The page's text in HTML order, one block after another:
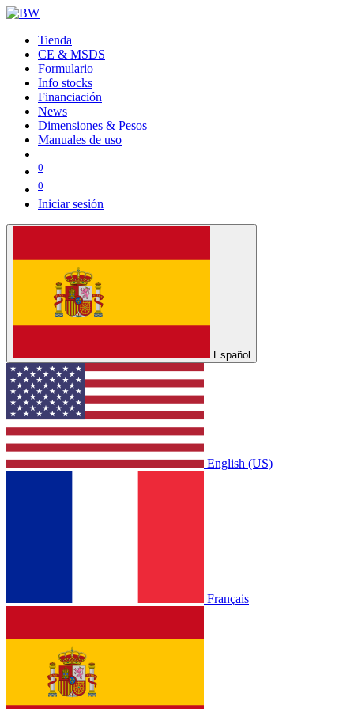
Tienda
CE & MSDS
Formulario
Info stocks
Financiación
News
Dimensiones & Pesos
Manuales de uso
0
0
Iniciar sesión
Español
English (US)
Français